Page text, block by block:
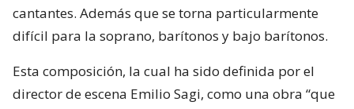
cantantes. Además que se torna particularmente
difícil para la soprano, barítonos y bajo barítonos.
Esta composición, la cual ha sido definida por el
director de escena Emilio Sagi, como una obra “que